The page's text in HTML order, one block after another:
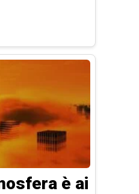
è ai